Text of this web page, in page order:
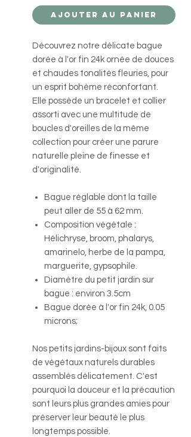
Ajouter au panier
Découvrez notre délicate bague
dorée à l'or fin 24k ornée de douces
et chaudes tonalités fleuries, pour
un esprit bohème réconfortant.
Elle possède un bracelet et collier
assorti avec une multitude de
boucles d'oreilles de la même
collection pour créer une parure
naturelle pleine de finesse et
d'originalité.
Bague réglable dont la taille
peut aller de 55 à 62 mm.
Composition végétale :
Hélichryse, broom, phalarys,
amarinelo, herbe de la pampa,
marguerite, gypsophile.
Diamètre du petit jardin sur
bague : environ 3.5cm
Bague dorée à l'or fin 24k, 0.05
microns;
Nos petits jardins-bijoux sont faits
de végétaux naturels durables
assemblés délicatement. C'est
pourquoi la douceur et la précaution
sont leurs plus grandes amies pour
préserver leur beauté le plus
longtemps possible.